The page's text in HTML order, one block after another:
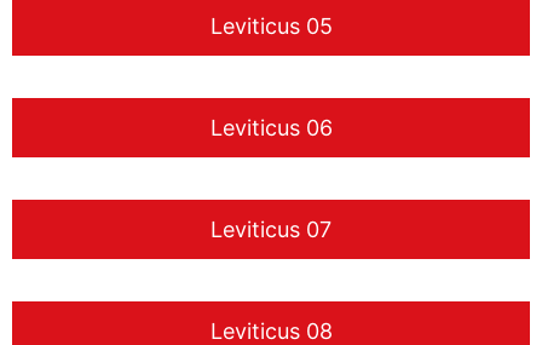
Leviticus 05
Leviticus 06
Leviticus 07
Leviticus 08